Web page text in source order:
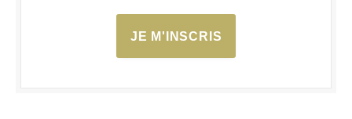
JE M'INSCRIS